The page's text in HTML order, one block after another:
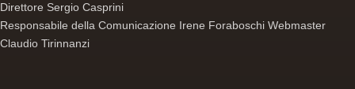
Direttore Sergio Casprini
Responsabile della Comunicazione Irene Foraboschi Webmaster
Claudio Tirinnanzi